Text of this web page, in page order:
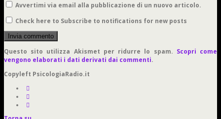
Avvertimi via email alla pubblicazione di un nuovo articolo.
Check here to Subscribe to notifications for new posts
Questo sito utilizza Akismet per ridurre lo spam. Scopri come
vengono elaborati i dati derivati dai commenti.
Copyleft PsicologiaRadio.it